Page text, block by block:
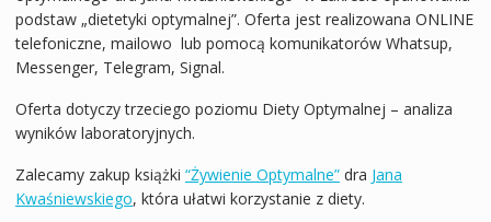
podstaw „dietetyki optymalnej”. Oferta jest realizowana ONLINE
telefoniczne, mailowo lub pomocą komunikatorów Whatsup,
Messenger, Telegram, Signal.
Oferta dotyczy trzeciego poziomu Diety Optymalnej – analiza
wyników laboratoryjnych.
Zalecamy zakup książki “Żywienie Optymalne”dra Jana
Kwaśniewskiego, która ułatwi korzystanie z diety.